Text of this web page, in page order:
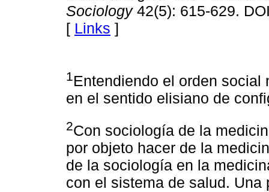
Sociology42(5): 615-629.
[ Links ]
1 Entendiendo el orden
en el sentido elisiano de
2Con sociología de la
por objeto hacer de la
de la sociología en la
con el sistema de salud.